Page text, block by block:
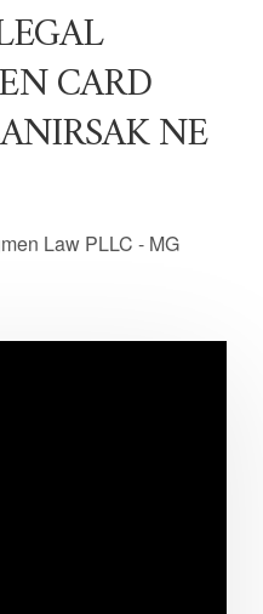
CARD
NE
Law PLLC - MG